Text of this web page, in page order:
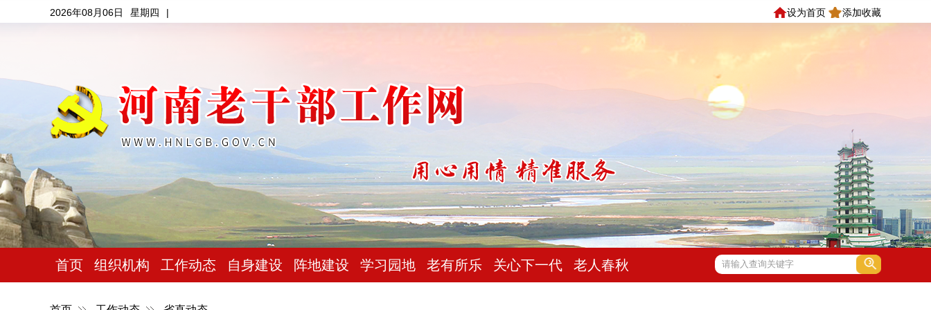
2026年08月06日 星期四 | 设为首页 添加收藏
首页 组织机构 工作动态 自身建设 阵地建设 学习园地 老有所乐 关心下一代 老人春秋